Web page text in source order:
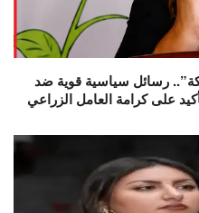
رسائل سياسية قوية ضد
على كرامة العامل الزراعي